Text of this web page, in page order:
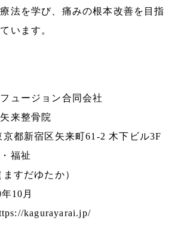
法を学び、痛みの根本改善を目指
います。
ュージョン合同会社
来整骨院
都新宿区矢来町61-2 木下ビル3F
福祉
すだゆたか）
10月
kagurayarai.jp/